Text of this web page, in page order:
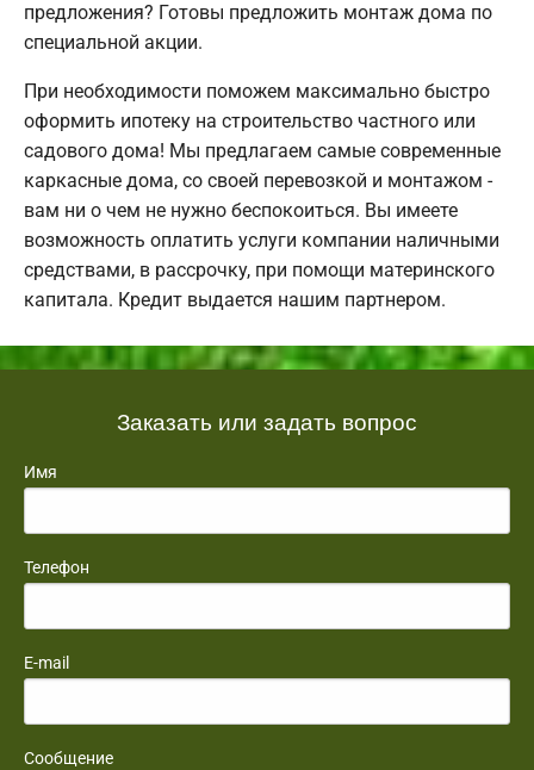
предложения? Готовы предложить монтаж дома по
специальной акции.
При необходимости поможем максимально быстро
оформить ипотеку на строительство частного или
садового дома! Мы предлагаем самые современные
каркасные дома, со своей перевозкой и монтажом -
вам ни о чем не нужно беспокоиться. Вы имеете
возможность оплатить услуги компании наличными
средствами, в рассрочку, при помощи материнского
капитала. Кредит выдается нашим партнером.
Заказать или задать вопрос
Имя
Телефон
E-mail
Сообщение